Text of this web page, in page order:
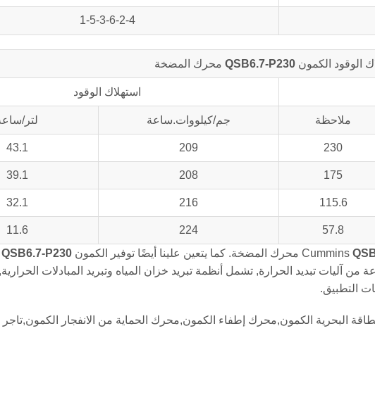
1-5-3-6-2-4
الوقود الكمون QSB6.7-P230 محرك المضخة
استهلاك الوقود
ملاحظة جم/كيلووات.ساعة لتر/
230
209
43.1
175
208
39.1
115.6
216
32.1
57.8
224
11.6
محرك المضخة. كما يتعين علينا أيضًا توفير الكمون QSB6.7-P230
آليات تبديد الحرارة, تشمل أنظمة تبريد خزان المياه وتبريد المبادلات
التطبيق.
البحرية الكمون,محرك إطفاء الكمون,محرك الحماية من الانفجار